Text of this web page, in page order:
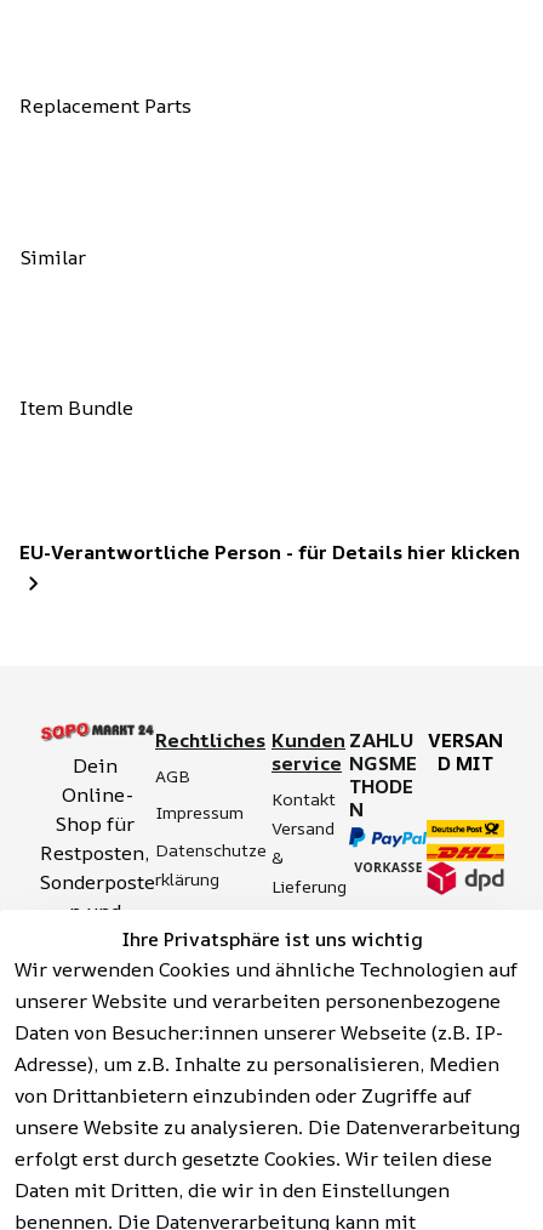
Replacement Parts
Similar
Item Bundle
EU-Verantwortliche Person - für Details hier klicken
Ihre Privatsphäre ist uns wichtig
Wir verwenden Cookies und ähnliche Technologien auf
unserer Website und verarbeiten personenbezogene
Daten von Besucher:innen unserer Webseite (z.B. IP-
Adresse), um z.B. Inhalte zu personalisieren, Medien
von Drittanbietern einzubinden oder Zugriffe auf
unsere Website zu analysieren. Die Datenverarbeitung
erfolgt erst durch gesetzte Cookies. Wir teilen diese
Daten mit Dritten, die wir in den Einstellungen
benennen. Die Datenverarbeitung kann mit
Dein
Online-
Shop für
Restposten,
Sonderposte
n und
Aktionsartik
el rund um
Werkzeuge,
Garten,
Haushalt
und mehr.
Vertrag
widerrufen
Rechtliches
AGB
Impressum
Datenschutze
rklärung
tserklärung
Widerrufsrech
t
Hinweise zur
Batterieentso
rgung
Kunden
service
Kontakt
Versand
&
Lieferung
&
Sicherhei
t
Häufige
Fragen
(FAQ)
ZAHLU
NGSME
THODE
N
VERSAN
D MIT